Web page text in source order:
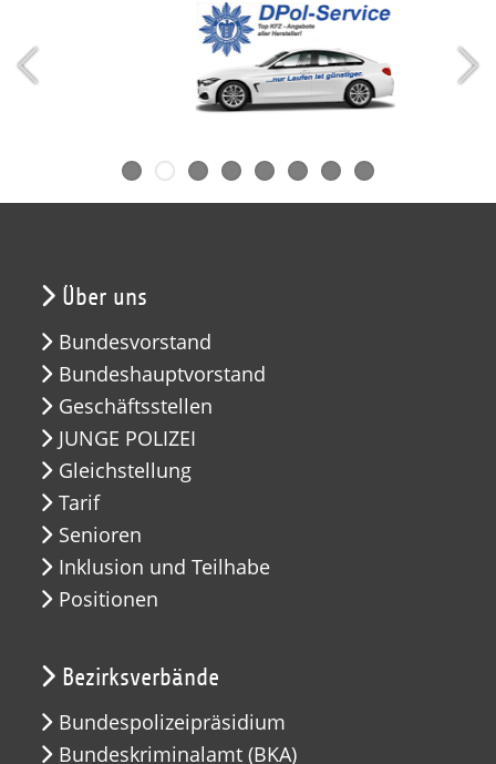
Über uns
Bundesvorstand
Bundeshauptvorstand
Geschäftsstellen
JUNGE POLIZEI
Gleichstellung
Tarif
Senioren
Inklusion und Teilhabe
Positionen
Bezirksverbände
Bundespolizeipräsidium
Bundeskriminalamt (BKA)